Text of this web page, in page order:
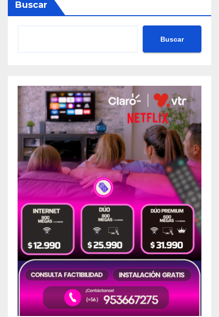
Buscar
Buscar